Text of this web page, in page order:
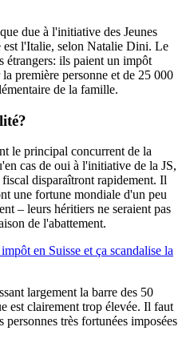
due à l'initiative des Jeunes
est l'Italie, selon Natalie Dini. Le
étrangers: ils paient un impôt
première personne et de 25 000
de la famille.
le principal concurrent de la
cas de oui à l'initiative de la JS,
disparaîtront rapidement. Il
une fortune mondiale d'un peu
– leurs héritiers ne seraient pas
de l'abattement.
en Suisse et ça scandalise la
largement la barre des 50
est clairement trop élevée. Il faut
personnes très fortunées imposées